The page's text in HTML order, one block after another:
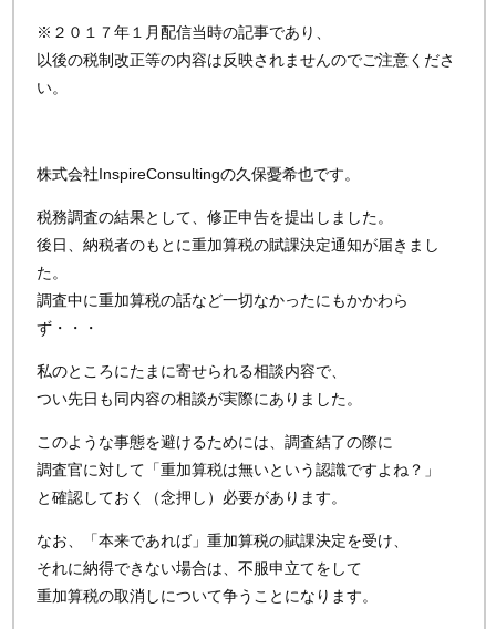
※２０１７年１月配信当時の記事であり、
以後の税制改正等の内容は反映されませんのでご注意くださ
い。
株式会社InspireConsultingの久保憂希也です。
税務調査の結果として、修正申告を提出しました。
後日、納税者のもとに重加算税の賦課決定通知が届きまし
た。
調査中に重加算税の話など一切なかったにもかかわら
ず・・・
私のところにたまに寄せられる相談内容で、
つい先日も同内容の相談が実際にありました。
このような事態を避けるためには、調査結了の際に
調査官に対して「重加算税は無いという認識ですよね？」
と確認しておく（念押し）必要があります。
なお、「本来であれば」重加算税の賦課決定を受け、
それに納得できない場合は、不服申立てをして
重加算税の取消しについて争うことになります。